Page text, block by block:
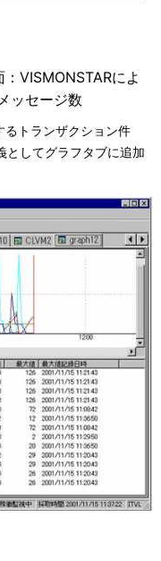
VISMONSTARによ
ッセージ数
るトランザクション件
としてグラフタブに追加